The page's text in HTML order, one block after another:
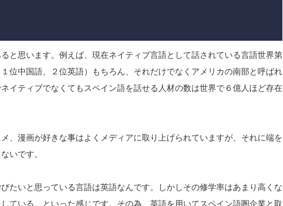
と思います。例えば、現在ネイティブ言語として話されている言語世界第
位中国語、２位英語）もちろん、それだけでなくアメリカの南部と呼ばれ
イティブでなくてもスペイン語を話せる人材の数は世界で６億人ほど存在
、漫画が好きな事はよくメディアに取り上げられていますが、それに端を
いです。
たいと思っている言語は英語なんです。しかしその修学率はあまり高くな
ている。といった感じです。​その為、英語を用いてスペイン語圏企業と取